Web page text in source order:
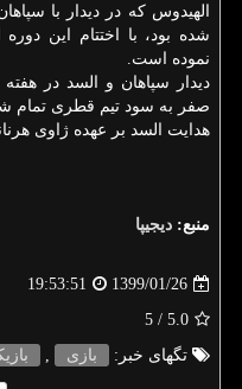
الهیدوس كه در دیدار با
شده بود، با اختتام این
نموده است.
صفر به سود تیم قطری تمام
هدایت السد بر عهده ژاوی
منبع: دیجیپا
1399/01/26
19:53:51
5.0
/ 5
تگهای خبر:
بازی ,